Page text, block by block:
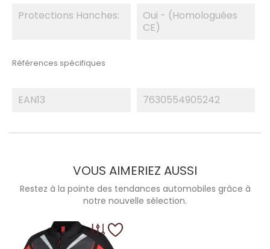
Protections Hanches:
Oui - (homologuées
CE)
Références spécifiques
EAN13 7630554905242
VOUS AIMERIEZ AUSSI
Restez à la pointe des tendances automobiles grâce à
notre nouvelle sélection.